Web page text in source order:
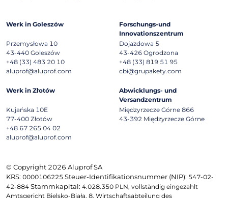
Werk in Goleszów
Przemysłowa 10
43-440 Goleszów
+48 (33) 483 20 10
aluprof@aluprof.com
Forschungs-und
Innovationszentrum
Dojazdowa 5
43-426 Ogrodzona
+48 (33) 819 51 95
cbi@grupakety.com
Werk in Złotów
Kujańska 10E
77-400 Złotów
+48 67 265 04 02
aluprof@aluprof.com
Abwicklungs- und
Versandzentrum
Międzyrzecze Górne 866
43-392 Międzyrzecze Górne
© Copyright 2026 Aluprof SA
KRS: 0000106225 Steuer-Identifikationsnummer (NIP): 547-02-
42-884 Stammkapital: 4.028.350 PLN, vollständig eingezahlt
Amtsgericht Bielsko-Biała, 8. Wirtschaftsabteilung des